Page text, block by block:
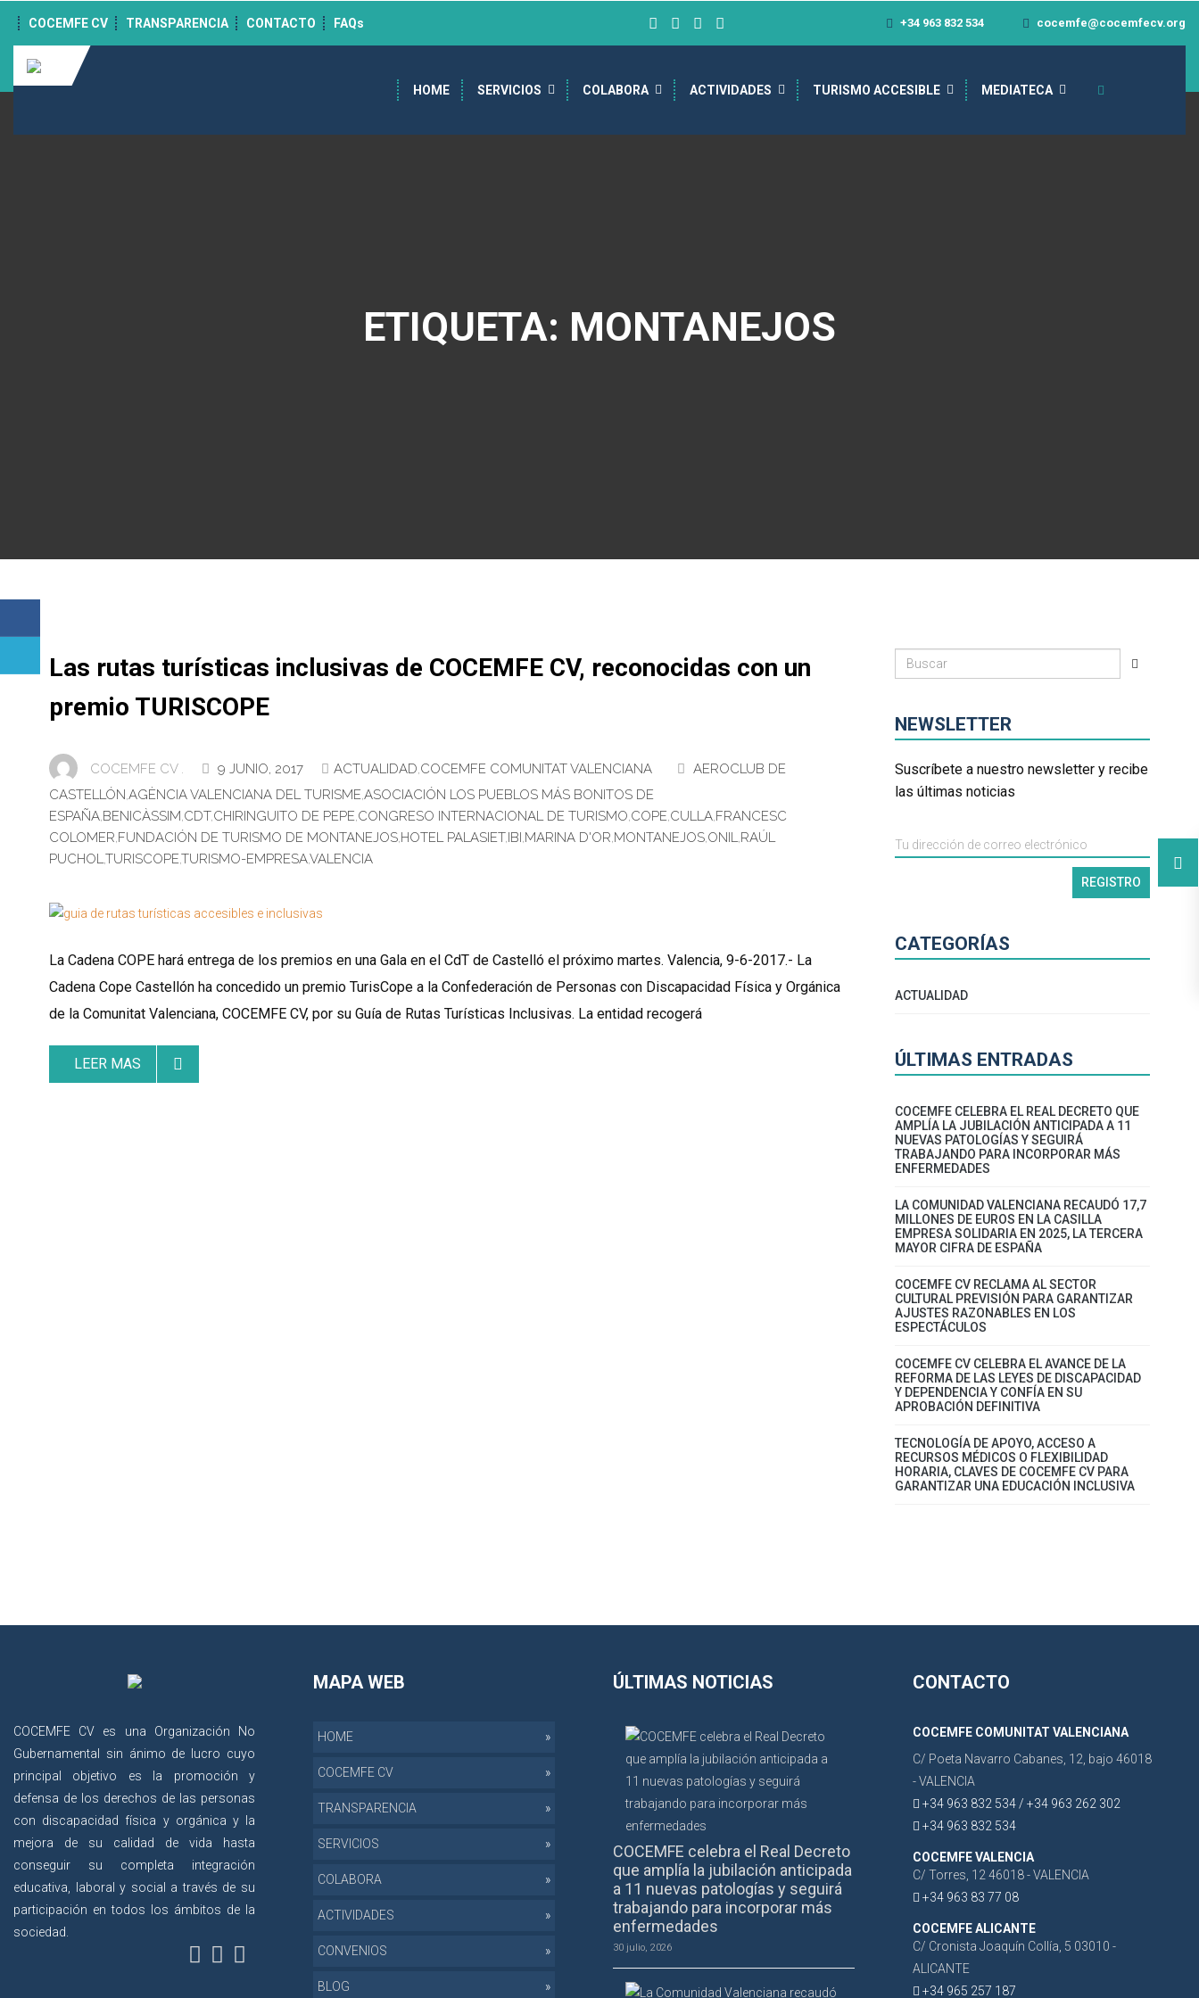
COCEMFE CV
TRANSPARENCIA CONTACTO FAQs +34 963 832 534 cocemfe@cocemfecv.org
HOME SERVICIOS COLABORA ACTIVIDADES TURISMO ACCESIBLE MEDIATECA
ETIQUETA: MONTANEJOS
Las rutas turísticas inclusivas de COCEMFE CV, reconocidas con un
premio TURISCOPE
COCEMFE CV . 9 JUNIO, 2017 ACTUALIDAD,COCEMFE COMUNITAT VALENCIANA
AEROCLUB DE
CASTELLÓN,AGÈNCIA VALENCIANA DEL TURISME,ASOCIACIÓN LOS PUEBLOS MÁS BONITOS DE
ESPAÑA,BENICÀSSIM,CDT,CHIRINGUITO DE PEPE,CONGRESO INTERNACIONAL DE TURISMO,COPE,CULLA,FRANCESC
COLOMER,FUNDACIÓN DE TURISMO DE MONTANEJOS,HOTEL PALASIET,IBI,MARINA D'OR,MONTANEJOS,ONIL,RAÚL
PUCHOL,TURISCOPE,TURISMO-EMPRESA,VALENCIA
La Cadena COPE hará entrega de los premios en una Gala en el CdT de Castelló el próximo martes. Valencia, 9-6-2017.- La
Cadena Cope Castellón ha concedido un premio TurisCope a la Confederación de Personas con Discapacidad Física y Orgánica
de la Comunitat Valenciana, COCEMFE CV, por su Guía de Rutas Turísticas Inclusivas. La entidad recogerá
LEER MAS
NEWSLETTER
Suscríbete a nuestro newsletter y recibe
las últimas noticias
CATEGORÍAS
ACTUALIDAD
ÚLTIMAS ENTRADAS
COCEMFE CELEBRA EL REAL DECRETO QUE
AMPLÍA LA JUBILACIÓN ANTICIPADA A 11
NUEVAS PATOLOGÍAS Y SEGUIRÁ
TRABAJANDO PARA INCORPORAR MÁS
ENFERMEDADES
LA COMUNIDAD VALENCIANA RECAUDÓ 17,7
MILLONES DE EUROS EN LA CASILLA
EMPRESA SOLIDARIA EN 2025, LA TERCERA
MAYOR CIFRA DE ESPAÑA
COCEMFE CV RECLAMA AL SECTOR
CULTURAL PREVISIÓN PARA GARANTIZAR
AJUSTES RAZONABLES EN LOS
ESPECTÁCULOS
COCEMFE CV CELEBRA EL AVANCE DE LA
REFORMA DE LAS LEYES DE DISCAPACIDAD
Y DEPENDENCIA Y CONFÍA EN SU
APROBACIÓN DEFINITIVA
TECNOLOGÍA DE APOYO, ACCESO A
RECURSOS MÉDICOS O FLEXIBILIDAD
HORARIA, CLAVES DE COCEMFE CV PARA
GARANTIZAR UNA EDUCACIÓN INCLUSIVA
COCEMFE CV es una Organización No
Gubernamental sin ánimo de lucro cuyo
principal objetivo es la promoción y
defensa de los derechos de las personas
con discapacidad física y orgánica y la
mejora de su calidad de vida hasta
conseguir su completa integración
educativa, laboral y social a través de su
participación en todos los ámbitos de la
sociedad.
MAPA WEB
HOME
COCEMFE CV
TRANSPARENCIA
SERVICIOS
COLABORA
ACTIVIDADES
CONVENIOS
BLOG
ÚLTIMAS NOTICIAS
COCEMFE celebra el Real Decreto
que amplía la jubilación anticipada
a 11 nuevas patologías y seguirá
trabajando para incorporar más
enfermedades
30 julio, 2026
CONTACTO
COCEMFE COMUNITAT VALENCIANA
C/ Poeta Navarro Cabanes, 12, bajo 46018
- VALENCIA
+34 963 832 534 / +34 963 262 302
+34 963 832 534
COCEMFE VALENCIA
C/ Torres, 12 46018 - VALENCIA
+34 963 83 77 08
COCEMFE ALICANTE
C/ Cronista Joaquín Collía, 5 03010 -
ALICANTE
+34 965 257 187